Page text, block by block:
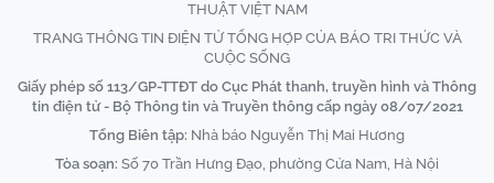
THUẬT VIỆT NAM
TRANG THÔNG TIN ĐIỆN TỬ TỔNG HỢP CỦA BÁO TRI THỨC VÀ
CUỘC SỐNG
Giấy phép số 113/GP-TTĐT do Cục Phát thanh, truyền hình và Thông
tin điện tử - Bộ Thông tin và Truyền thông cấp ngày 08/07/2021
Tổng Biên tập: Nhà báo Nguyễn Thị Mai Hương
Tòa soạn: Số 70 Trần Hưng Đạo, phường Cửa Nam, Hà Nội